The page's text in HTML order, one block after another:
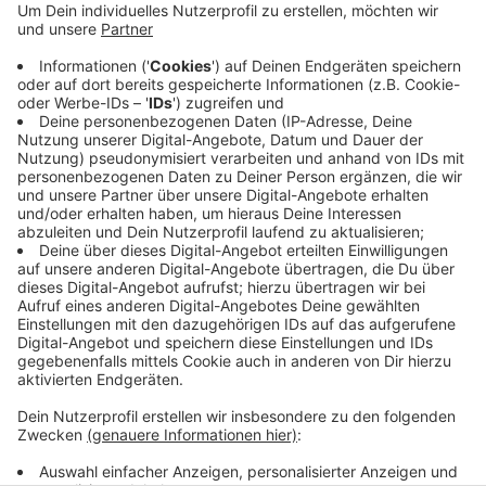
Heute Abend müssen Autofahrer auf der A52
Straßen.NRW meldet, dass die A52 Richtung
Roermond zwischen dem Autobahnkreuz Neersen und
Mönchengladbach-Neuwerk von 22 Uhr bis
Morgenfrüh um 2 Uhr komplett gesperrt wird. Grund
für die Sperrung sind Markierungsarbeiten durch den
Landesbetrieb. Der Landesbetrieb will aber
Umleitungen ausschildern.
Anzeige
Anzeige